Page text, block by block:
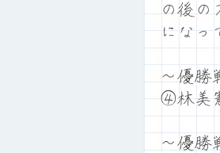
の後の
になっ
～優勝
④林美
～優勝